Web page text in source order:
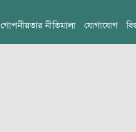
গোপনীয়তার নীতিমালা যোগাযোগ